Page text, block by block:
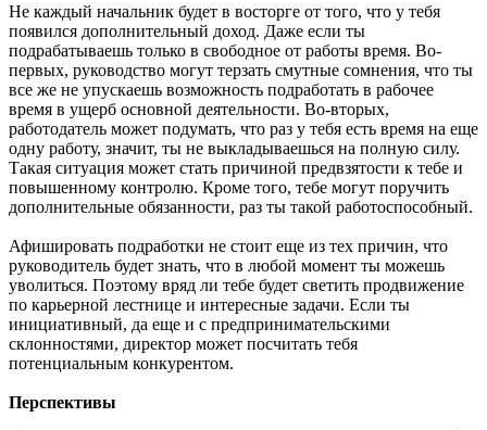
Не каждый начальник будет в восторге от того, что у тебя
появился дополнительный доход. Даже если ты
подрабатываешь только в свободное от работы время. Во-
первых, руководство могут терзать смутные сомнения, что ты
все же не упускаешь возможность подработать в рабочее
время в ущерб основной деятельности. Во-вторых,
работодатель может подумать, что раз у тебя есть время на еще
одну работу, значит, ты не выкладываешься на полную силу.
Такая ситуация может стать причиной предвзятости к тебе и
повышенному контролю. Кроме того, тебе могут поручить
дополнительные обязанности, раз ты такой работоспособный.
Афишировать подработки не стоит еще из тех причин, что
руководитель будет знать, что в любой момент ты можешь
уволиться. Поэтому вряд ли тебе будет светить продвижение
по карьерной лестнице и интересные задачи. Если ты
инициативный, да еще и с предпринимательскими
склонностями, директор может посчитать тебя
потенциальным конкурентом.
Перспективы